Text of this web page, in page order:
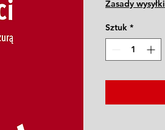
Zasady wysyłki
Sztuk *